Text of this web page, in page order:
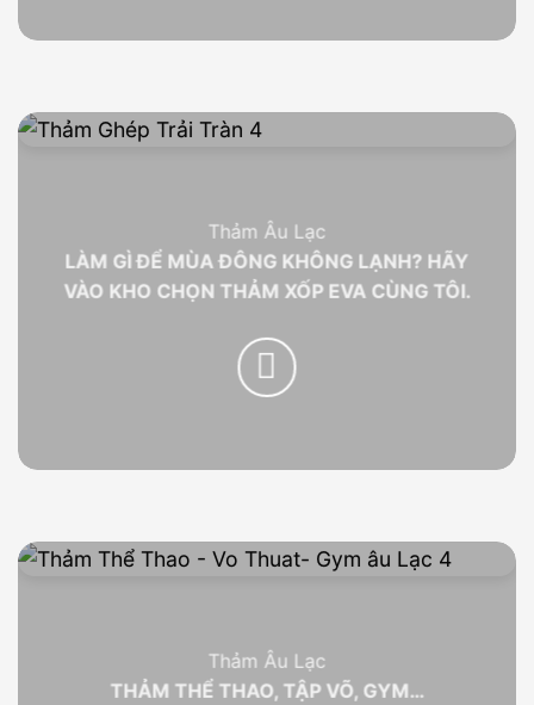
Thảm Âu Lạc
LÀM GÌ ĐỂ MÙA ĐÔNG KHÔNG LẠNH? HÃY
VÀO KHO CHỌN THẢM XỐP EVA CÙNG TÔI.
Thảm Âu Lạc
THẢM THỂ THAO, TẬP VÕ, GYM…